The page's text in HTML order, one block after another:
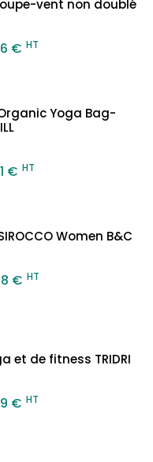
vent non doublé
€ HT
Yoga Bag-
€ HT
Women B&C
€ HT
et de fitness TRIDRI
€ HT